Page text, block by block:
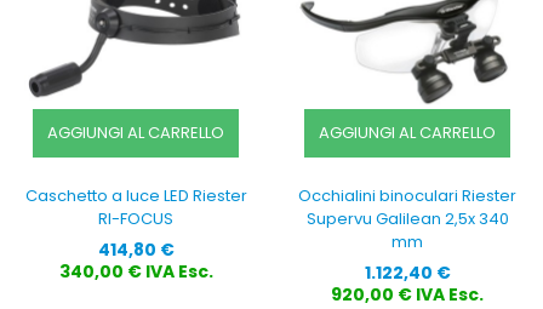
AGGIUNGI AL CARRELLO
Caschetto a luce LED Riester
RI-FOCUS
Prezzo
414,80 €
340,00 € IVA Esc.
AGGIUNGI AL CARRELLO
Occhialini binoculari Riester
Supervu Galilean 2,5x 340
mm
Prezzo
1.122,40 €
920,00 € IVA Esc.